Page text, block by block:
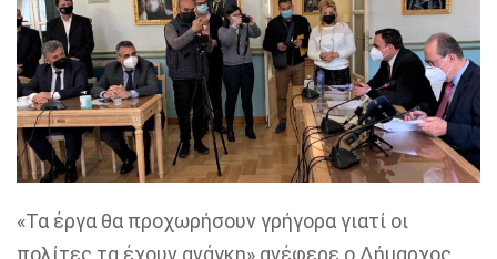
«Τα έργα θα προχωρήσουν γρήγορα γιατί οι
πολίτες τα έχουν ανάγκη» ανέφερε ο Δήμαρχος